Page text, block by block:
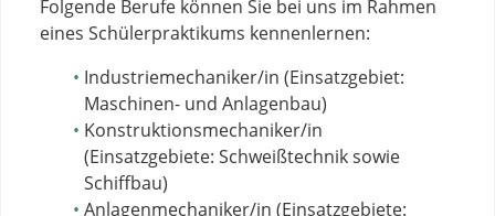
Folgende Berufe können Sie bei uns im Rahmen
eines Schülerpraktikums kennenlernen:
Industriemechaniker/in (Einsatzgebiet:
Maschinen- und Anlagenbau)
Konstruktionsmechaniker/in
(Einsatzgebiete: Schweißtechnik sowie
Schiffbau)
Anlagenmechaniker/in (Einsatzgebiete: